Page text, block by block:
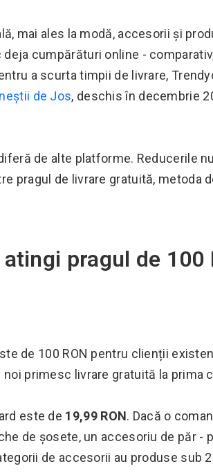
mai ales la modă, accesorii și
deja cumpărături online -
a scurta timpii de livrare,
de Jos, deschis în decembrie
de alte platforme. Reducerile
pragul de livrare gratuită, metoda
pragul de 100
de 100 RON pentru clienții
primesc livrare gratuită la prima
este de 19,99 RON. Dacă o
de șosete, un accesoriu de păr -
de accesorii au produse sub